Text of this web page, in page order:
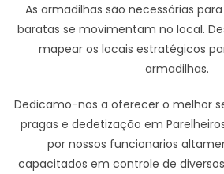
As armadilhas são necessárias
baratas se movimentam no local.
mapear os locais estratégicos
armadilhas.
Dedicamo-nos a oferecer o melhor
pragas e dedetização em
por nossos funcionarios
capacitados em controle de